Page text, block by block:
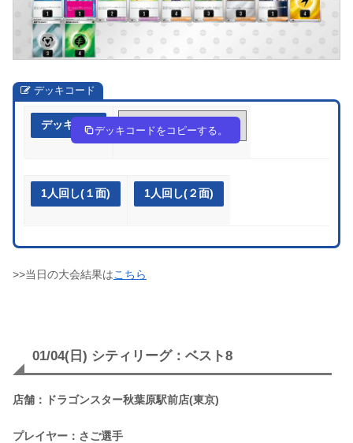
デッキコード
デッキ作成 nn9gLH-r35riu-HNN6gn
デッキコードをコピーする。
1人回し(１面) 1人回し(２面)
>>当日の大会結果はこちら
01/04(日) シティリーグ：ベスト8
店舗：ドラゴンスター秋葉原駅前店(東京)
プレイヤー：さご選手